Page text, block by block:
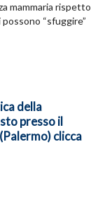
mammaria rispetto
“sfuggire”
della
presso il
clicca